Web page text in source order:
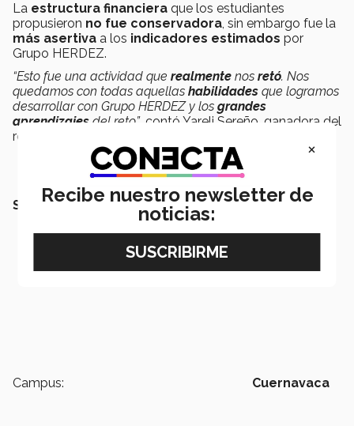
La estructura financiera que los estudiantes
propusieron no fue conservadora, sin embargo fue la
más asertiva a los indicadores estimados por
Grupo HERDEZ.
“Esto fue una actividad que realmente nos retó. Nos
quedamos con todas aquellas habilidades que logramos
desarrollar con Grupo HERDEZ y los grandes
aprendizajes del reto”, contó Yareli Sereño, ganadora del
reto.
SEGURO QUERRÁS LEER:
Campus: Cuernavaca
×
Recibe nuestro newsletter de
noticias: